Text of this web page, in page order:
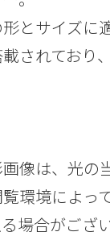
形とサイズに
されており
画像は、光の
環境によっ
場合がござ